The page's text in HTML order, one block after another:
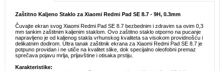
Zaštitno Kaljeno Staklo za Xiaomi Redmi Pad SE 8.7 - 9H, 0.3mm
Čuvajte ekran svog Xiaomi Redmi Pad SE 8.7 bezbednim i zdravim sa ovim 0,3
mm tankim zaštitnim kaljenim staklom. Ovo zaštitno staklo otporno na pucanje
napravljeno je od kaljenog stakla vrhunskog kvaliteta sa visokom providnošću i
delikatnim dodirom. Ultra tanak zaštitnik ekrana za Xiaomi Redmi Pad SE 8.7 je
potpuno providan i ne utiče na kvalitet slike, dok specijalno oleofobni premaz
sprečava pojavu mrlja, prljavštine i otisaka prstiju.
Karakteristike: